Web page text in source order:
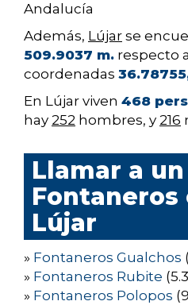
Andalucía
Además, Lújar se
509.9037 m. respecto
coordenadas
En Lújar viven 468
hay 252 hombres, y 216
Llamar a un
Fontaneros
Lújar
» Fontaneros Gualchos
» Fontaneros Rubite
» Fontaneros Polopos